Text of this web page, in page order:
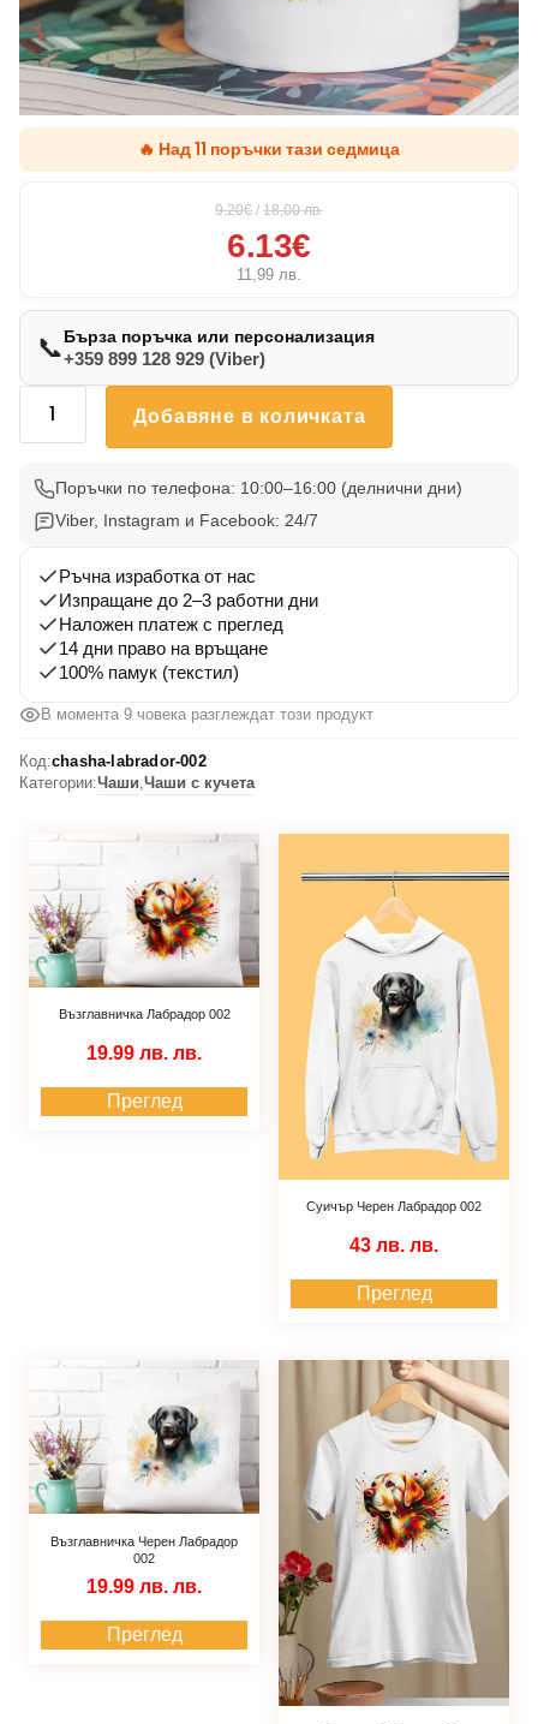
🔥 Над 11 поръчки тази седмица
9.20€ / 18,00лв.
6.13€
11,99 лв.
📞Бърза поръчка или персонализация
+359 899 128 929 (Viber)
количество
Лабрадор
002
Добавяне в количката
Поръчки по телефона: 10:00–16:00 (делнични дни)
Viber, Instagram и Facebook: 24/7
Ръчна изработка от нас
Изпращане до 2–3 работни дни
Наложен платеж с преглед
14 дни право на връщане
100% памук (текстил)
В момента 9 човека разглеждат този продукт
Код:chasha-labrador-002
Категории:Чаши Чаши с кучета
Възглавничка Лабрадор 002
19.99 лв. лв.
Преглед
Суичър Черен Лабрадор 002
43 лв. лв.
Преглед
Възглавничка Черен Лабрадор
002
19.99 лв. лв.
Преглед